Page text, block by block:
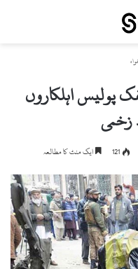
بم دھماکا، 2 ٹریفک پولیس اہلکاروں
121 ایک منٹ کا مطالعہ